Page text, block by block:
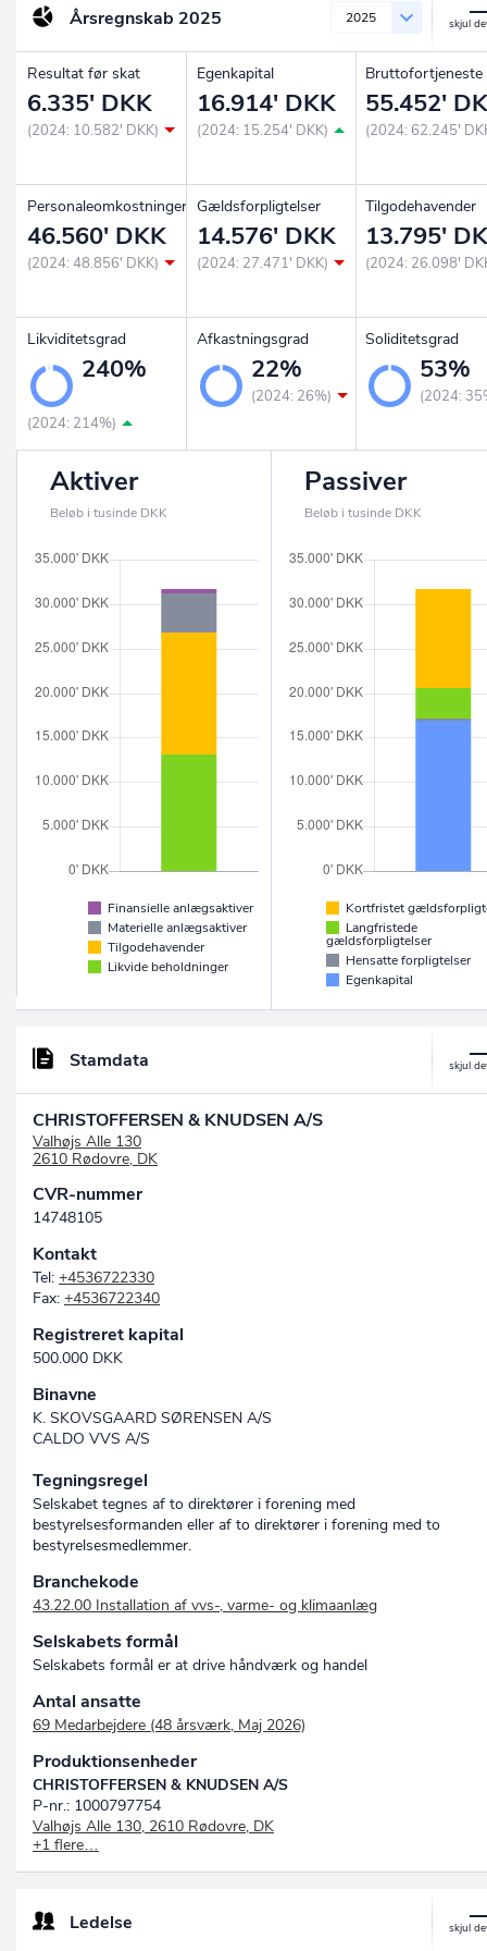
Årsregnskab 2025 2025
Resultat før skat
6.335' DKK
(2024: 10.582' DKK)
Egenkapital
16.914' DKK
(2024: 15.254' DKK)
Bruttofortjeneste
55.452'
(2024: 62.245'
Personaleomkostninger
46.560' DKK
(2024: 48.856' DKK)
Gældsforpligtelser
14.576' DKK
(2024: 27.471' DKK)
Tilgodehavender
13.795'
(2024: 26.098'
Likviditetsgrad
240%
(2024: 214%)
Afkastningsgrad
22%
(2024: 26%)
Soliditetsgrad
53%
(2024:
Aktiver
Beløb i tusinde DKK
Finansielle anlægsaktiver
Materielle anlægsaktiver
Tilgodehavender
Likvide beholdninger
Passiver
Beløb i tusinde DKK
Kortfristet
Langfristede
gældsforpligtelser
Hensatte forpligtelser
Egenkapital
Stamdata
CHRISTOFFERSEN & KNUDSEN A/S
Valhøjs Alle 130
2610 Rødovre, DK
CVR-nummer
14748105
Kontakt
Tel: +4536722330
Fax: +4536722340
Registreret kapital
500.000 DKK
Binavne
K. SKOVSGAARD SØRENSEN A/S
CALDO VVS A/S
Tegningsregel
Selskabet tegnes af to direktører i forening med
bestyrelsesformanden eller af to direktører i forening med to
bestyrelsesmedlemmer.
Branchekode
43.22.00 Installation af vvs-, varme- og klimaanlæg
Selskabets formål
Selskabets formål er at drive håndværk og handel
Antal ansatte
69 Medarbejdere (48 årsværk, Maj 2026)
Produktionsenheder
CHRISTOFFERSEN & KNUDSEN A/S
P-nr.: 1000797754
Valhøjs Alle 130, 2610 Rødovre, DK
CHRISTOFFERSEN & KNUDSEN A/S
P-nr.: 1015936831
+1 flere…
Ledelse